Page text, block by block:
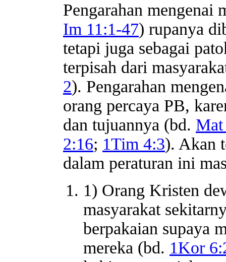
Pengarahan mengenai
Im 11:1-47) rupanya
tetapi juga sebagai
terpisah dari
2). Pengarahan
orang percaya PB,
dan tujuannya (bd.
2:16; 1Tim 4:3). Akan
dalam peraturan ini
1) Orang Kristen
masyarakat
berpakaian supaya
mereka (bd. 1Kor